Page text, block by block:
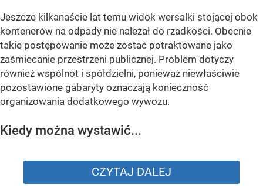
Jeszcze kilkanaście lat temu widok wersalki stojącej obok
kontenerów na odpady nie należał do rzadkości. Obecnie
takie postępowanie może zostać potraktowane jako
zaśmiecanie przestrzeni publicznej. Problem dotyczy
również wspólnot i spółdzielni, ponieważ niewłaściwie
pozostawione gabaryty oznaczają konieczność
organizowania dodatkowego wywozu.
Kiedy można wystawić...
CZYTAJ DALEJ